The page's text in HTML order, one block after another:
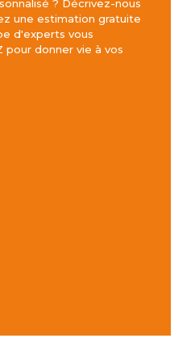
? Décrivez-nous
une estimation gratuite
d'experts vous
pour donner vie à vos